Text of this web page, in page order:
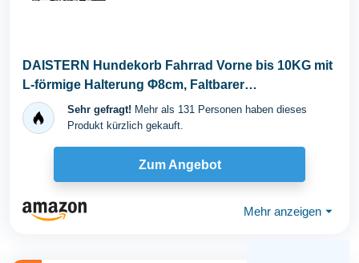
DAISTERN Hundekorb Fahrrad Vorne bis 10KG mit
L-förmige Halterung Φ8cm, Faltbarer
Hundefahrradkorb...
Sehr gefragt! Mehr als 131 Personen haben dieses
Produkt kürzlich gekauft.
Zum Angebot
Mehr anzeigen ⏷